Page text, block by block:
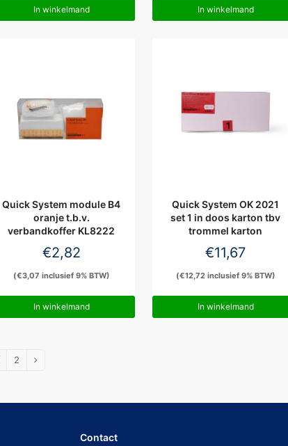
In winkelmand In winkelmand
Quick System module B4
oranje t.b.v.
verbandkoffer KL8222
€2,82
(€3,07 inclusief 9% BTW)
In winkelmand
Quick System OK 2021
set 1 in doos karton tbv
trommel karton
€11,67
(€12,72inclusief 9% BTW)
In winkelmand
2
Contact